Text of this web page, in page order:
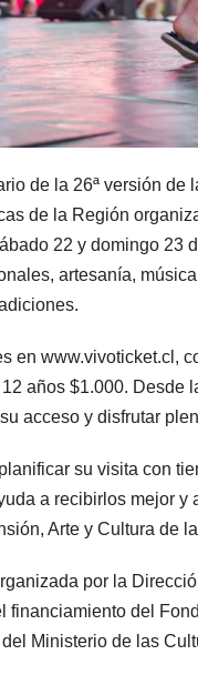
de la 26ª versión
de la Región
22 y domingo 23
artesanía,
en www.vivoticket.cl,
años $1.000.
acceso y disfrutar
su visita con
a recibirlos mejor
Arte y Cultura de
por la
financiamiento del
Ministerio de las